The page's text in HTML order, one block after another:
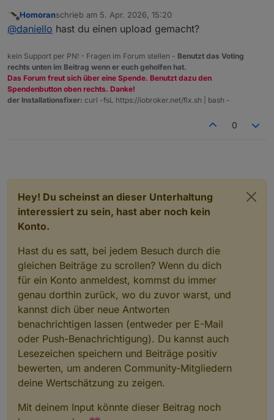
@daniellokomisch auch nach einem Neustart
Adapter wird ja automatisch neu gestartet .. oder was
meinst Du?
Offline
Homoranschrieb am 5. Apr. 2026, 15:20
zuletzt editiert von
@daniello hast du einen upload gemacht?
kein Support per PN! - Fragen im Forum stellen - Benutzt das Voting
rechts unten im Beitrag wenn er euch geholfen hat.
Das Forum freut sich über eine Spende. Benutzt dazu den
Spendenbutton oben rechts. Danke!
der Installationsfixer: curl -fsL https://iobroker.net/fix.sh | bash -
0
Hey! Du scheinst an dieser Unterhaltung
interessiert zu sein, hast aber noch kein
Konto.
Hast du es satt, bei jedem Besuch durch die
gleichen Beiträge zu scrollen? Wenn du dich
für ein Konto anmeldest, kommst du immer
genau dorthin zurück, wo du zuvor warst, und
kannst dich über neue Antworten
benachrichtigen lassen (entweder per E-Mail
oder Push-Benachrichtigung). Du kannst auch
Lesezeichen speichern und Beiträge positiv
bewerten, um anderen Community-Mitgliedern
deine Wertschätzung zu zeigen.
Mit deinem Input könnte dieser Beitrag noch